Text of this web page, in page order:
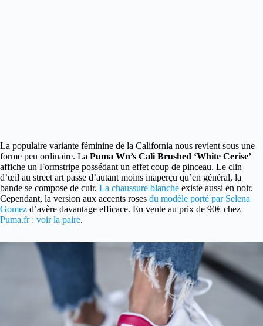
La populaire variante féminine de la California nous revient sous une
forme peu ordinaire. La Puma Wn’s Cali Brushed ‘White Cerise’
affiche un Formstripe possédant un effet coup de pinceau. Le clin
d’œil au street art passe d’autant moins inaperçu qu’en général, la
bande se compose de cuir. La chaussure blanche existe aussi en noir.
Cependant, la version aux accents roses du modèle porté par Selena
Gomez d’avère davantage efficace. En vente au prix de 90€ chez
Puma.fr : voir la paire.